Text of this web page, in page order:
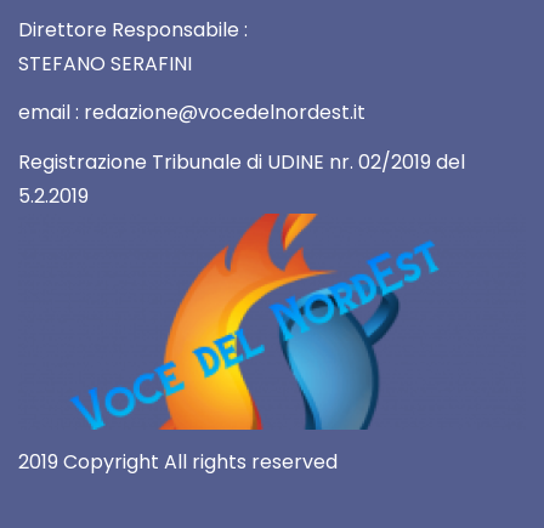
Direttore Responsabile :
STEFANO SERAFINI
email : redazione@vocedelnordest.it
Registrazione Tribunale di UDINE nr. 02/2019 del
5.2.2019
2019 Copyright All rights reserved